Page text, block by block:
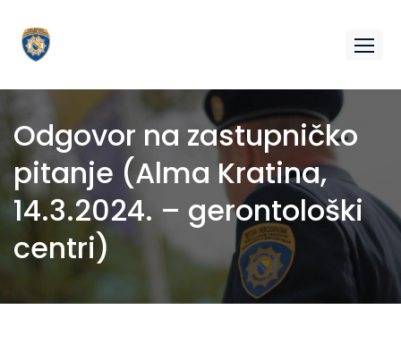
Odgovor na zastupničko
pitanje (Alma Kratina,
14.3.2024. – gerontološki
centri)